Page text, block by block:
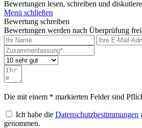
Bewertungen lesen, schreiben und
Menü schließen
Bewertung schreiben
Bewertungen werden nach Überprüfung
Die mit einem * markierten Felder sind
Ich habe die Datenschutzbestimmungen
genommen.